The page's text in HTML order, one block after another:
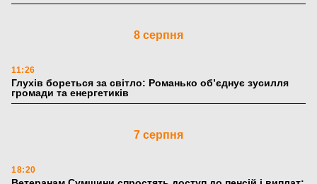
8 серпня
11:26
Глухів бореться за світло: Романько об’єднує зусилля
громади та енергетиків
7 серпня
18:20